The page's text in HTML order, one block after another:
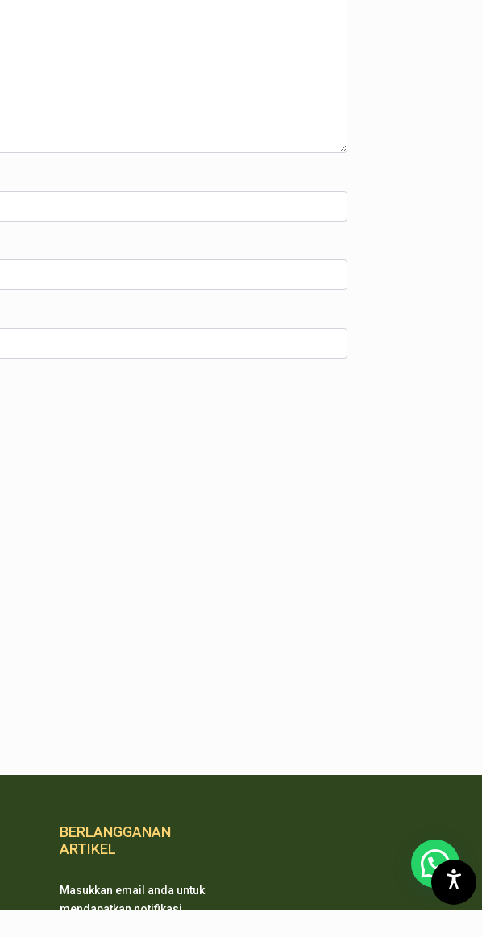
BERLANGGANAN
ARTIKEL
Masukkan email anda untuk
mendapatkan notifikasi